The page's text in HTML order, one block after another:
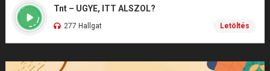
Tnt – UGYE, ITT ALSZOL?
277 Hallgat Letöltés